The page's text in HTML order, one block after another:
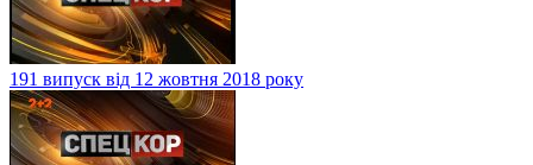
191 випуск від 12 жовтня 2018 року